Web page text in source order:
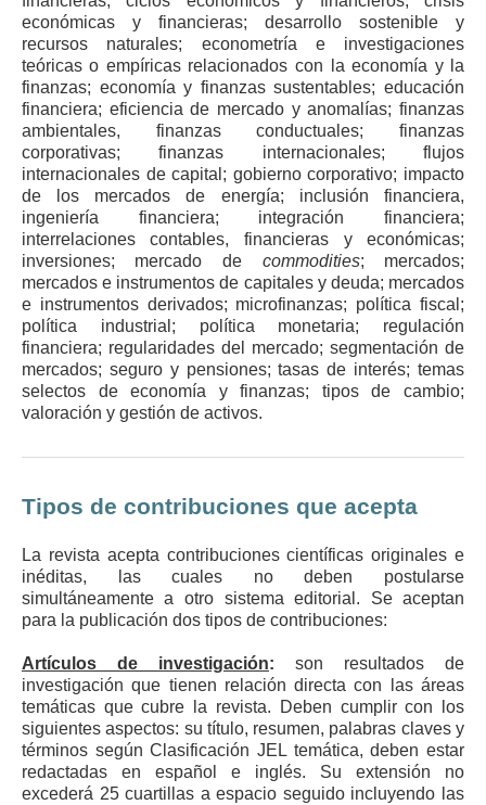
económicas y financieras; desarrollo sostenible y
recursos naturales; econometría e investigaciones
teóricas o empíricas relacionados con la economía y la
finanzas; economía y finanzas sustentables; educación
financiera; eficiencia de mercado y anomalías; finanzas
ambientales, finanzas conductuales; finanzas
corporativas; finanzas internacionales; flujos
internacionales de capital; gobierno corporativo; impacto
de los mercados de energía; inclusión financiera,
ingeniería financiera; integración financiera;
interrelaciones contables, financieras y económicas;
inversiones; mercado de commodities; mercados;
mercados e instrumentos de capitales y deuda; mercados
e instrumentos derivados; microfinanzas; política fiscal;
política industrial; política monetaria; regulación
financiera; regularidades del mercado; segmentación de
mercados; seguro y pensiones; tasas de interés; temas
selectos de economía y finanzas; tipos de cambio;
valoración y gestión de activos.
Tipos de contribuciones que acepta
La revista acepta contribuciones científicas originales e
inéditas, las cuales no deben postularse
simultáneamente a otro sistema editorial. Se aceptan
para la publicación dos tipos de contribuciones:
Artículos de investigación: son resultados de
investigación que tienen relación directa con las áreas
temáticas que cubre la revista. Deben cumplir con los
siguientes aspectos: su título, resumen, palabras claves y
términos según Clasificación JEL temática, deben estar
redactadas en español e inglés. Su extensión no
excederá 25 cuartillas a espacio seguido incluyendo las